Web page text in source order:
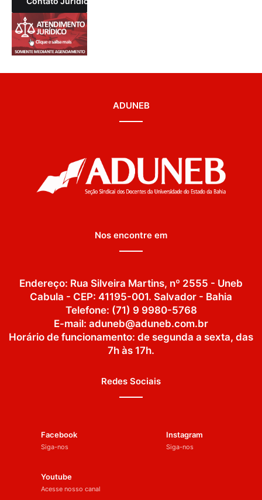
ADUNEB
Nos encontre em
Endereço: Rua Silveira Martins, nº 2555 - Uneb
Cabula - CEP: 41195-001. Salvador - Bahia
Telefone: (71) 9 9980-5768
E-mail: aduneb@aduneb.com.br
Horário de funcionamento: de segunda a sexta, das
7h às 17h.
Redes Sociais
Facebook
Siga-nos
Instagram
Siga-nos
Youtube
Acesse nosso canal